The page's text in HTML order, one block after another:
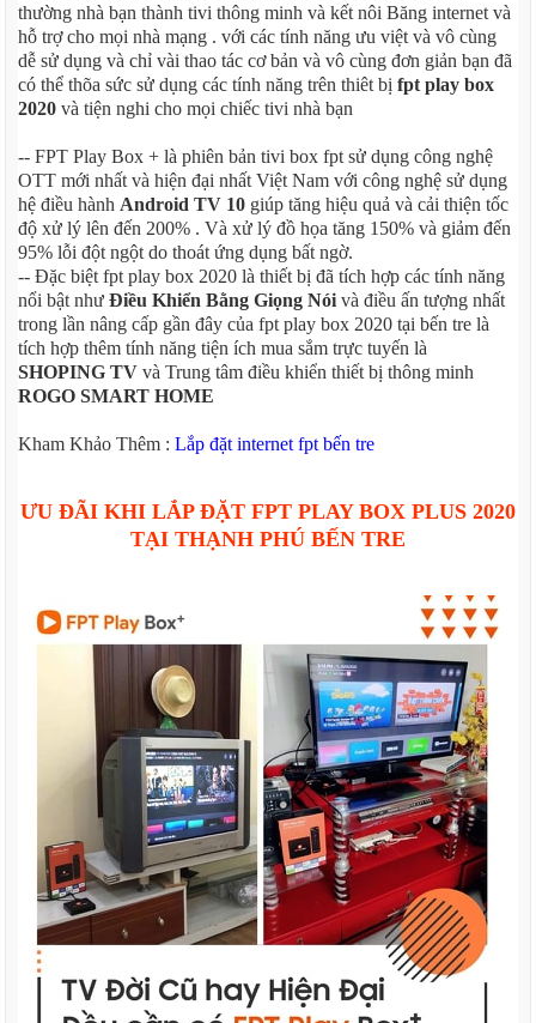
thường nhà bạn thành tivi thông minh và kết nôi Băng internet và
hỗ trợ cho mọi nhà mạng . với các tính năng ưu việt và vô cùng
dễ sử dụng và chỉ vài thao tác cơ bản và vô cùng đơn giản bạn đã
có thể thõa sức sử dụng các tính năng trên thiêt bịfpt play box
2020 và tiện nghi cho mọi chiếc tivi nhà bạn
-- FPT Play Box + là phiên bản tivi box fpt sử dụng công nghệ
OTT mới nhất và hiện đại nhất Việt Nam với công nghệ sử dụng
hệ điều hành Android TV 10 giúp tăng hiệu quả và cải thiện tốc
độ xử lý lên đến 200% . Và xử lý đồ họa tăng 150% và giảm đến
95% lỗi đột ngột do thoát ứng dụng bất ngờ.
-- Đặc biệt fpt play box 2020 là thiết bị đã tích hợp các tính năng
nổi bật nhưĐiều Khiển Bằng Giọng Nói và điều ấn tượng nhất
trong lần nâng cấp gần đây của fpt play box 2020 tại bến tre là
tích hợp thêm tính năng tiện ích mua sắm trực tuyến là
SHOPING TV và Trung tâm điều khiển thiết bị thông minh
ROGO SMART HOME
Kham Khảo Thêm :Lắp đặt internet fpt bến tre
ƯU ĐÃI KHI LẮP ĐẶT FPT PLAY BOX PLUS 2020
TẠI THẠNH PHÚ BẾN TRE